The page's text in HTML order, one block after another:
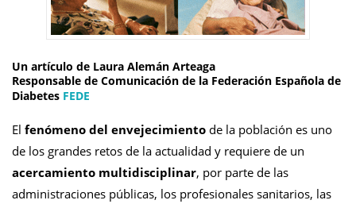
Un artículo de Laura Alemán Arteaga
Responsable de Comunicación de la Federación Española de
Diabetes FEDE
El fenómeno del envejecimiento de la población es uno
de los grandes retos de la actualidad y requiere de un
acercamiento multidisciplinar, por parte de las
administraciones públicas, los profesionales sanitarios, las